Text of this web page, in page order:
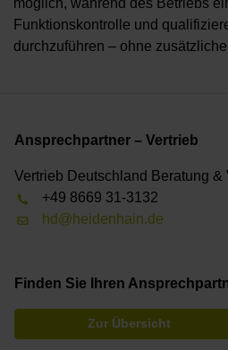
möglich, während des Betriebs
Funktionskontrolle und
durchzuführen – ohne
Ansprechpartner – Vertrieb
Vertrieb Deutschland Beratung &
+49 8669 31-3132
hd@heidenhain.de
Finden Sie Ihren
Zur Übersicht